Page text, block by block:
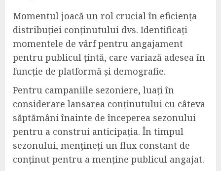
Momentul joacă un rol crucial în eficiența
distribuției conținutului dvs. Identificați
momentele de vârf pentru angajament
pentru publicul țintă, care variază adesea în
funcție de platformă și demografie.
Pentru campaniile sezoniere, luați în
considerare lansarea conținutului cu câteva
săptămâni înainte de începerea sezonului
pentru a construi anticipația. În timpul
sezonului, mențineți un flux constant de
conținut pentru a menține publicul angajat.